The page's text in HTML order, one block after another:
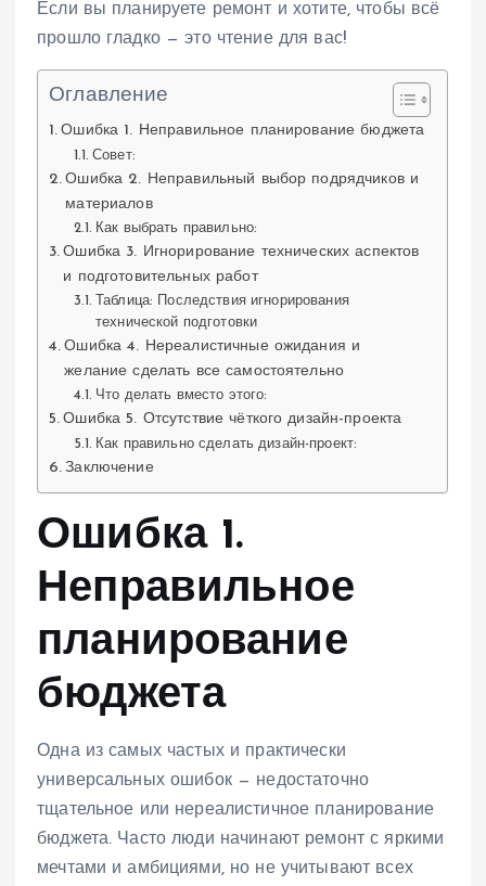
Если вы планируете ремонт и хотите, чтобы всё
прошло гладко — это чтение для вас!
Оглавление
Ошибка 1. Неправильное планирование бюджета
Совет:
Ошибка 2. Неправильный выбор подрядчиков и
материалов
Как выбрать правильно:
Ошибка 3. Игнорирование технических аспектов
и подготовительных работ
Таблица: Последствия игнорирования
технической подготовки
Ошибка 4. Нереалистичные ожидания и
желание сделать все самостоятельно
Что делать вместо этого:
Ошибка 5. Отсутствие чёткого дизайн-проекта
Как правильно сделать дизайн-проект:
Заключение
Ошибка 1.
Неправильное
планирование
бюджета
Одна из самых частых и практически
универсальных ошибок — недостаточно
тщательное или нереалистичное планирование
бюджета. Часто люди начинают ремонт с яркими
мечтами и амбициями, но не учитывают всех